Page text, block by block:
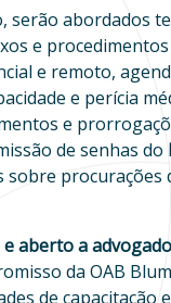
serão abordados
e
e remoto,
e perícia
e
de senhas do
sobre procurações
aberto a
da OAB
de capacitação